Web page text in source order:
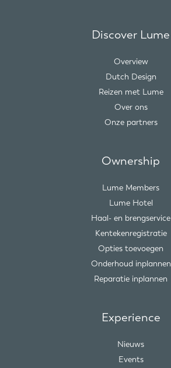
Discover Lume
Overview
Dutch Design
Reizen met Lume
Over ons
Onze partners
Ownership
Lume Members
Lume Hotel
Haal- en brengservice
Kentekenregistratie
Opties toevoegen
Onderhoud inplannen
Reparatie inplannen
Experience
Nieuws
Events